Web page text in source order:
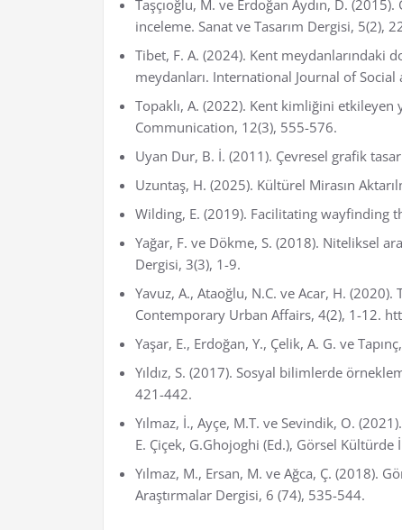
Taşçıoğlu, M. ve Erdoğan Aydın, D.
inceleme. Sanat ve Tasarım Dergisi, 5(2),
Tibet, F. A. (2024). Kent meydanlarındaki
meydanları. International Journal of Social
Topaklı, A. (2022). Kent kimliğini
Communication, 12(3), 555-576.
Uyan Dur, B. İ. (2011). Çevresel grafik
Uzuntaş, H. (2025). Kültürel Mirasın
Wilding, E. (2019). Facilitating wayfinding
Yağar, F. ve Dökme, S. (2018). Niteliksel
Dergisi, 3(3), 1-9.
Yavuz, A., Ataoğlu, N.C. ve Acar, H.
Contemporary Urban Affairs, 4(2), 1-12.
Yaşar, E., Erdoğan, Y., Çelik, A. G. ve
Yıldız, S. (2017). Sosyal bilimlerde
421-442.
Yılmaz, İ., Ayçe, M.T. ve Sevindik, O.
E. Çiçek, G.Ghojoghi (Ed.), Görsel
Yılmaz, M., Ersan, M. ve Ağca, Ç. (2018).
Araştırmalar Dergisi, 6 (74), 535-544.